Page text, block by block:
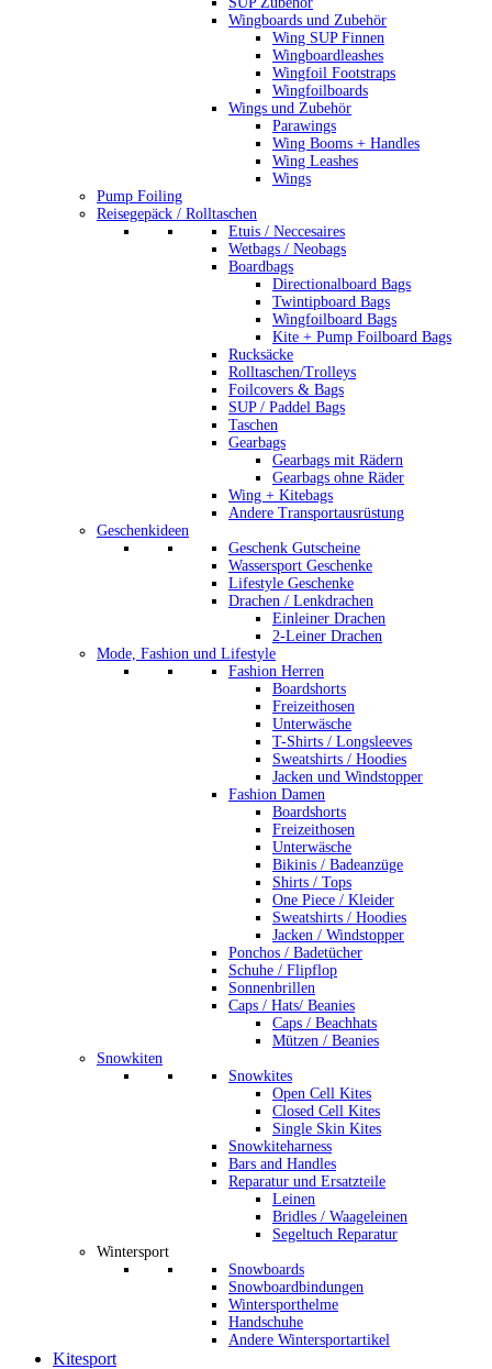
Wingboards und Zubehör
Wing SUP Finnen
Wingboardleashes
Wingfoil Footstraps
Wingfoilboards
Wings und Zubehör
Parawings
Wing Booms + Handles
Wing Leashes
Wings
Pump Foiling
Reisegepäck / Rolltaschen
Etuis / Neccesaires
Wetbags / Neobags
Boardbags
Directionalboard Bags
Twintipboard Bags
Wingfoilboard Bags
Kite + Pump Foilboard Bags
Rucksäcke
Rolltaschen/Trolleys
Foilcovers & Bags
SUP / Paddel Bags
Taschen
Gearbags
Gearbags mit Rädern
Gearbags ohne Räder
Wing + Kitebags
Andere Transportausrüstung
Geschenkideen
Geschenk Gutscheine
Wassersport Geschenke
Lifestyle Geschenke
Drachen / Lenkdrachen
Einleiner Drachen
2-Leiner Drachen
Mode, Fashion und Lifestyle
Fashion Herren
Boardshorts
Freizeithosen
Unterwäsche
T-Shirts / Longsleeves
Sweatshirts / Hoodies
Jacken und Windstopper
Fashion Damen
Boardshorts
Freizeithosen
Unterwäsche
Bikinis / Badeanzüge
Shirts / Tops
One Piece / Kleider
Sweatshirts / Hoodies
Jacken / Windstopper
Ponchos / Badetücher
Schuhe / Flipflop
Sonnenbrillen
Caps / Hats/ Beanies
Caps / Beachhats
Mützen / Beanies
Snowkiten
Snowkites
Open Cell Kites
Closed Cell Kites
Single Skin Kites
Snowkiteharness
Bars and Handles
Reparatur und Ersatzteile
Leinen
Bridles / Waageleinen
Segeltuch Reparatur
Wintersport
Snowboards
Snowboardbindungen
Wintersporthelme
Handschuhe
Andere Wintersportartikel
Kitesport